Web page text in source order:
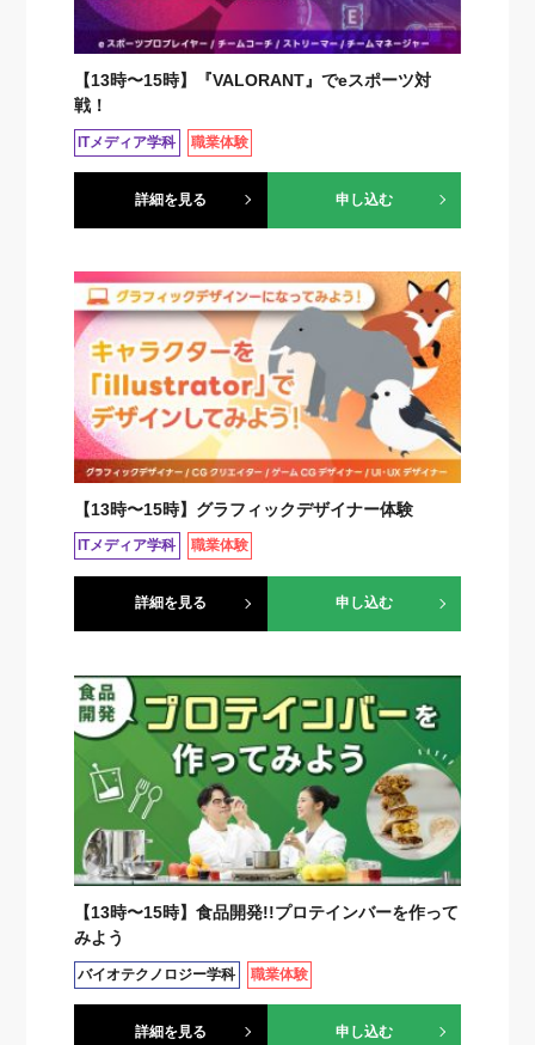
【13時〜15時】『VALORANT』でeスポーツ対
戦！
ITメディア学科 職業体験
詳細を見る 申し込む
【13時〜15時】グラフィックデザイナー体験
ITメディア学科 職業体験
詳細を見る 申し込む
【13時〜15時】食品開発!!プロテインバーを作って
みよう
バイオテクノロジー学科 職業体験
詳細を見る 申し込む